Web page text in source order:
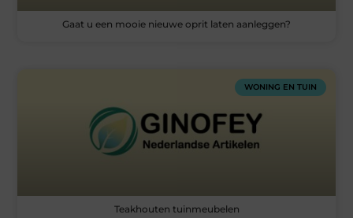
Gaat u een mooie nieuwe oprit laten aanleggen?
WONING EN TUIN
Teakhouten tuinmeubelen